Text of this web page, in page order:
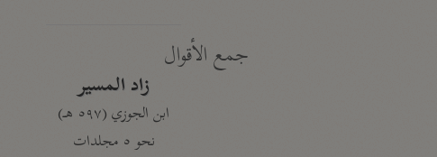
جمع الأقوال
زاد المسير
ابن الجوزي (٥٩٧ هـ)
نحو ٥ مجلدات